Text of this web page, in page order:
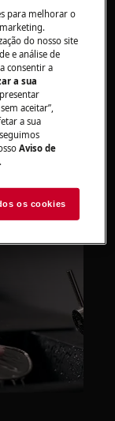
limpeza
para melhorar o
do nosso site
e análise de
consentir a
a sua
aceitar”,
a sua
Aviso de
.
os cookies